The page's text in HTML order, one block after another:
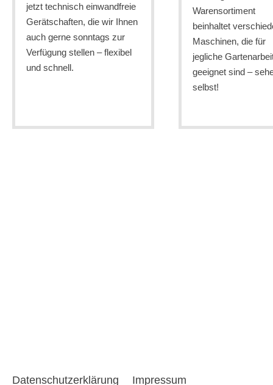
jetzt technisch einwandfreie
Gerätschaften, die wir Ihnen
auch gerne sonntags zur
Verfügung stellen – flexibel
und schnell.
Warensortiment
beinhaltet
Maschinen, die für
jegliche
geeignet sind –
selbst!
Datenschutzerklärung Impressum